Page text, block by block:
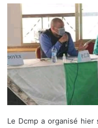
Le Dcmp a organisé hier